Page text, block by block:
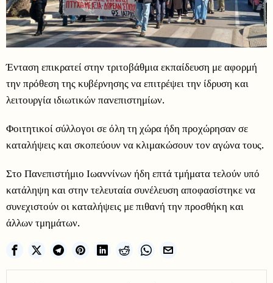
Ένταση επικρατεί στην τριτοβάθμια εκπαίδευση με αφορμή
την πρόθεση της κυβέρνησης να επιτρέψει την ίδρυση και
λειτουργία ιδιωτικών πανεπιστημίων.
Φοιτητικοί σύλλογοι σε όλη τη χώρα ήδη προχώρησαν σε
καταλήψεις και σκοπεύουν να κλιμακώσουν τον αγώνα τους.
Στο Πανεπιστήμιο Ιωαννίνων ήδη επτά τμήματα τελούν υπό
κατάληψη και στην τελευταία συνέλευση αποφασίστηκε να
συνεχιστούν οι καταλήψεις με πιθανή την προσθήκη και
άλλων τμημάτων.